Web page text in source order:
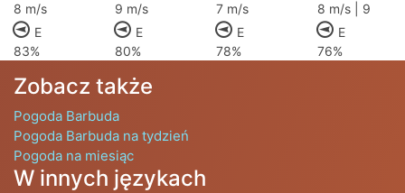
8 m/s
9 m/s 7 m/s
8 m/s | 9
E
E E
E
83%
80% 78% 76%
Zobacz także
Pogoda Barbuda
Pogoda Barbuda na tydzień
Pogoda na miesiąc
W innych językach